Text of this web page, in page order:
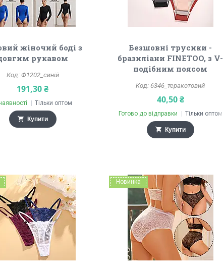
жіночий боді з
рукавом
Ф1202_синій
191,30 ₴
Тільки оптом
Купити
Безшовні трусики -
бразиліани FINETOO, з V-
подібним поясом
6346_теракотовий
40,50 ₴
Готово до відправки Тільки оптом
Купити
Новинка